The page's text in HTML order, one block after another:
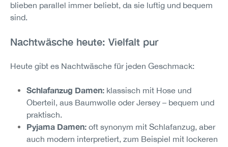
blieben parallel immer beliebt, da sie luftig und bequem
sind.
Nachtwäsche heute: Vielfalt pur
Heute gibt es Nachtwäsche für jeden Geschmack:
Schlafanzug Damen: klassisch mit Hose und
Oberteil, aus Baumwolle oder Jersey – bequem und
praktisch.
Pyjama Damen: oft synonym mit Schlafanzug, aber
auch modern interpretiert, zum Beispiel mit lockeren